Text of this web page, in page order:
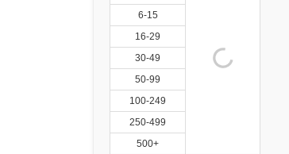
6-15
16-29
30-49
50-99
100-249
250-499
500+